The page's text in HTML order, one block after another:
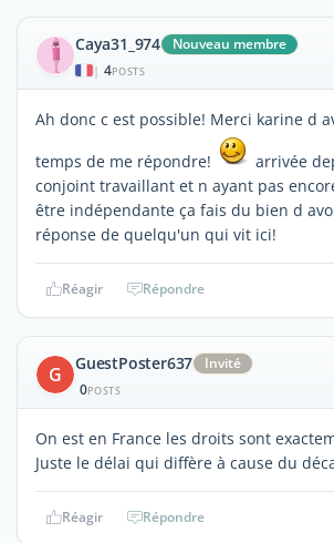
Caya31_974 Nouveau membre
| 4POSTS
Ah donc c est possible! Merci karine d
temps de me répondre!
arrivée
conjoint travaillant et n ayant pas
être indépendante ça fais du bien d
réponse de quelqu'un qui vit ici!
Réagir Répondre
G GuestPoster637
Invité
0POSTS
On est en France les droits sont
Juste le délai qui diffère à cause du
Réagir Répondre